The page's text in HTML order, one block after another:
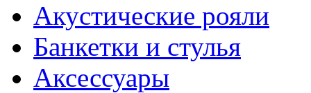
Акустические рояли
Банкетки и стулья
Аксессуары